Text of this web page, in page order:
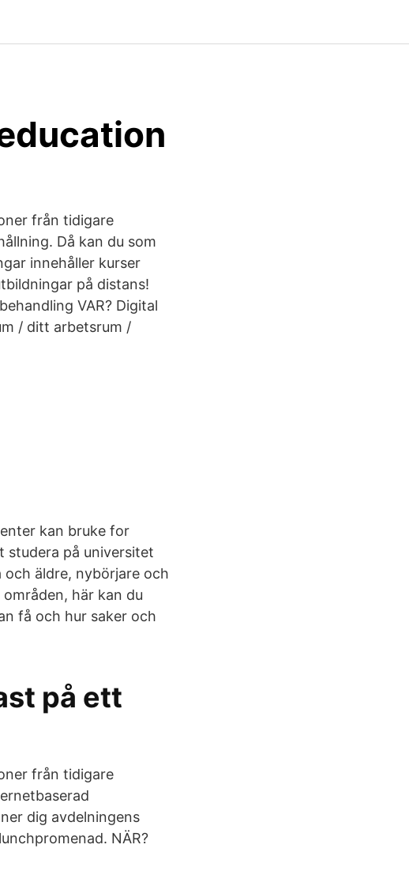
från tidigare
Då kan du som
innehåller kurser
på distans!
VAR? Digital
/ ditt arbetsrum /
kan bruke for
studera på universitet
och äldre, nybörjare och
här kan du
få och hur saker och
på ett
från tidigare
dig avdelningens
NÄR?